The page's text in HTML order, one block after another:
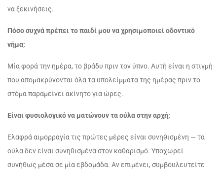
να ξεκινήσεις.
Πόσο συχνά πρέπει το παιδί μου να χρησιμοποιεί οδοντικό
νήμα;
Μία φορά την ημέρα, το βράδυ πριν τον ύπνο. Αυτή είναι η στιγμή
που απομακρύνονται όλα τα υπολείμματα της ημέρας πριν το
στόμα παραμείνει ακίνητο για ώρες.
Είναι φυσιολογικό να ματώνουν τα ούλα στην αρχή;
Ελαφρά αιμορραγία τις πρώτες μέρες είναι συνηθισμένη — τα
ούλα δεν είναι συνηθισμένα στον καθαρισμό. Υποχωρεί
συνήθως μέσα σε μία εβδομάδα. Αν επιμένει, συμβουλευτείτε